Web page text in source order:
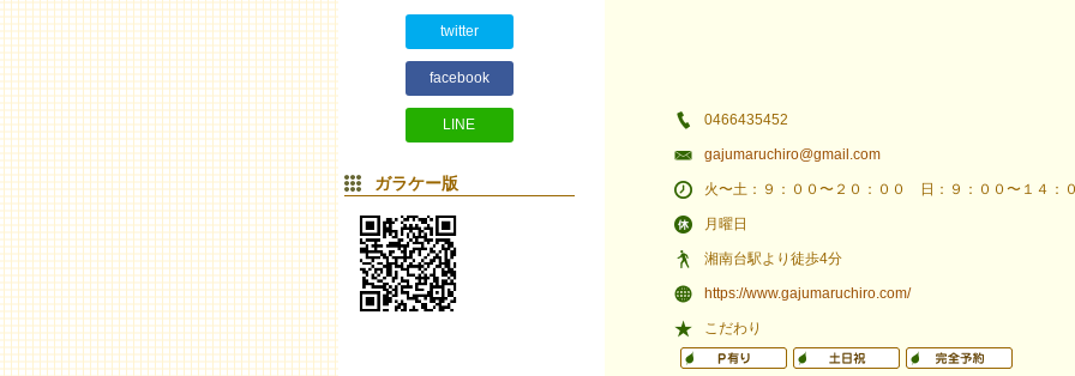
twitter
facebook
LINE
ガラケー版
0466435452
gajumaruchiro@gmail.com
火〜土：９：００〜２０：００ 日：９：００〜１４：
月曜日
湘南台駅より徒歩4分
https://www.gajumaruchiro.com/
こだわり